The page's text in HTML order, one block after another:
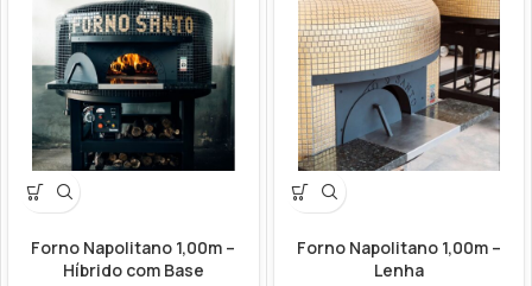
Forno Napolitano 1,00m –
Híbrido com Base
Forno Napolitano 1,00m –
Lenha